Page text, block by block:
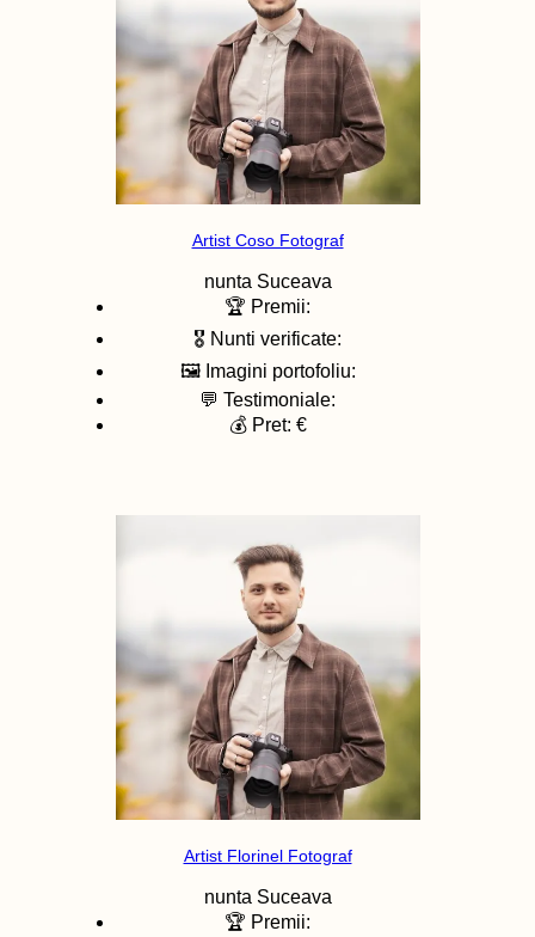
Artist Coso Fotograf
nunta Suceava
🏆 Premii:
🎖️ Nunti verificate:
🖼️ Imagini portofoliu:
💬 Testimoniale:
💰 Pret: €
Artist Florinel Fotograf
nunta Suceava
🏆 Premii: